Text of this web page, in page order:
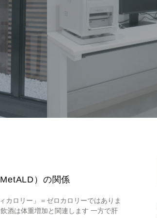
）の関係
カロリー」＝ゼロカロリーではありま
酒は体重増加と関連します 一方で肝